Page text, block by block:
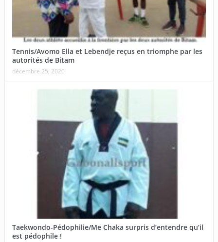
Tennis/Avomo Ella et Lebendje reçus en triomphe par les
autorités de Bitam
décembre 25, 2020
Taekwondo-Pédophilie/Me Chaka surpris d’entendre qu’il
est pédophile !